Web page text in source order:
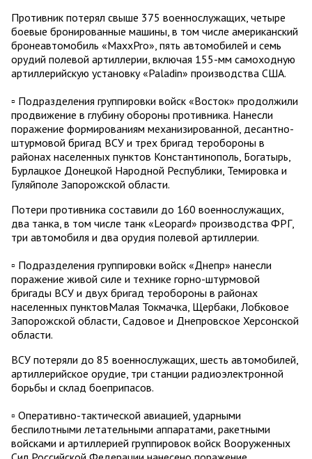
Противник потерял свыше 375 военнослужащих, четыре
боевые бронированные машины, в том числе американский
бронеавтомобиль «MaxxPro», пять автомобилей и семь
орудий полевой артиллерии, включая 155-мм самоходную
артиллерийскую установку «Paladin» производства США.
▫️ Подразделения группировки войск «Восток» продолжили
продвижение в глубину обороны противника. Нанесли
поражение формированиям механизированной, десантно-
штурмовой бригад ВСУ и трех бригад теробороны в
районах населенных пунктов Константинополь, Богатырь,
Бурлацкое Донецкой Народной Республики, Темировка и
Гуляйполе Запорожской области.
Потери противника составили до 160 военнослужащих,
два танка, в том числе танк «Leopard» производства ФРГ,
три автомобиля и два орудия полевой артиллерии.
▫️ Подразделения группировки войск «Днепр» нанесли
поражение живой силе и технике горно-штурмовой
бригады ВСУ и двух бригад теробороны в районах
населенных пунктовМалая Токмачка, Щербаки, Лобковое
Запорожской области, Садовое и Днепровское Херсонской
области.
ВСУ потеряли до 85 военнослужащих, шесть автомобилей,
артиллерийское орудие, три станции радиоэлектронной
борьбы и склад боеприпасов.
▫️ Оперативно-тактической авиацией, ударными
беспилотными летательными аппаратами, ракетными
войсками и артиллерией группировок войск Вооруженных